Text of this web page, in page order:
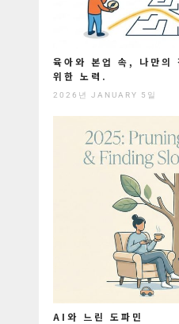
육아와 본업 속, 나만의
위한 노력.
2026년 JANUARY 5일
AI와 느린 도파민